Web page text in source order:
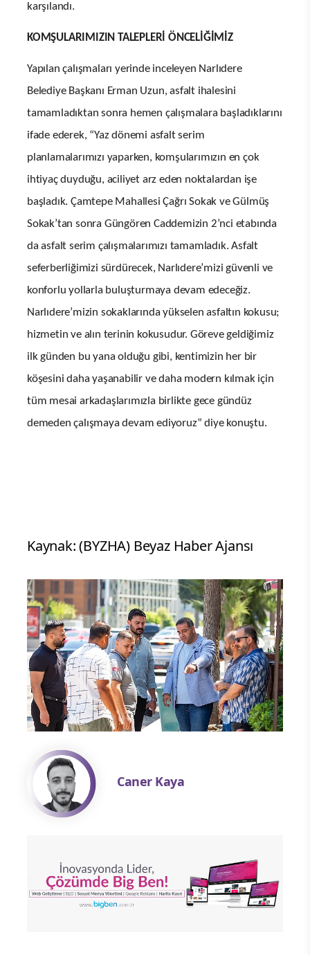
karşılandı.
KOMŞULARIMIZIN TALEPLERİ ÖNCELİĞİMİZ
Yapılan çalışmaları yerinde inceleyen Narlıdere
Belediye Başkanı Erman Uzun, asfalt ihalesini
tamamladıktan sonra hemen çalışmalara başladıklarını
ifade ederek, “Yaz dönemi asfalt serim
planlamalarımızı yaparken, komşularımızın en çok
ihtiyaç duyduğu, aciliyet arz eden noktalardan işe
başladık. Çamtepe Mahallesi Çağrı Sokak ve Gülmüş
Sokak’tan sonra Güngören Caddemizin 2’nci etabında
da asfalt serim çalışmalarımızı tamamladık. Asfalt
seferberliğimizi sürdürecek, Narlıdere’mizi güvenli ve
konforlu yollarla buluşturmaya devam edeceğiz.
Narlıdere’mizin sokaklarında yükselen asfaltın kokusu;
hizmetin ve alın terinin kokusudur. Göreve geldiğimiz
ilk günden bu yana olduğu gibi, kentimizin her bir
köşesini daha yaşanabilir ve daha modern kılmak için
tüm mesai arkadaşlarımızla birlikte gece gündüz
demeden çalışmaya devam ediyoruz” diye konuştu.
Kaynak: (BYZHA) Beyaz Haber Ajansı
Caner Kaya